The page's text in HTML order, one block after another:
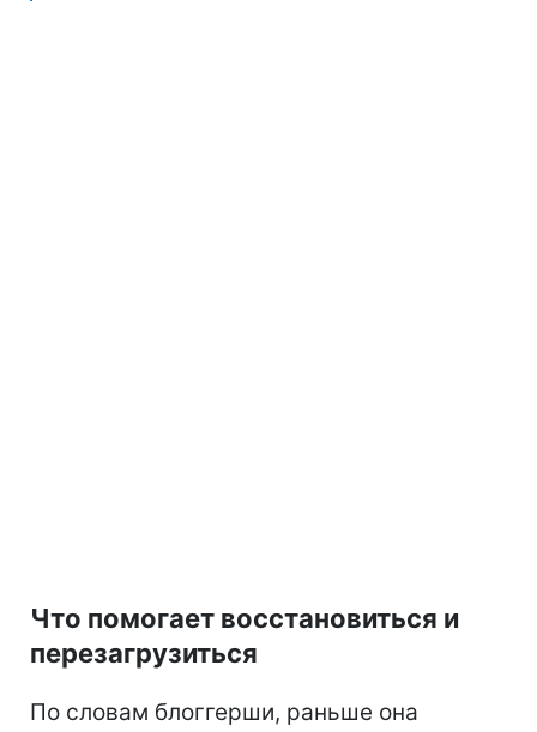
Что помогает восстановиться и
перезагрузиться
По словам блоггерши, раньше она